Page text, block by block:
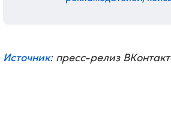
Источник: пресс-релиз